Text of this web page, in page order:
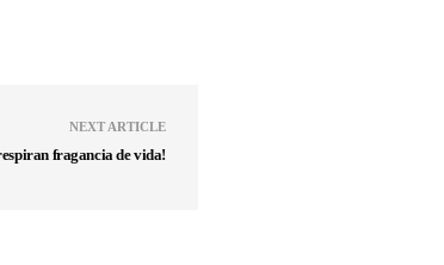
NEXT ARTICLE
fragancia de vida!